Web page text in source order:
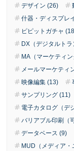
デザイン (26)
什器・ディスプレ
ピピットガチャ
DX（デジタルト
MA（マーケティ
メールマーケティ
映像編集 (13)
サンプリング (11)
電子カタログ（デ
バリアブル印刷（
データベース (9)
MUD（メディア